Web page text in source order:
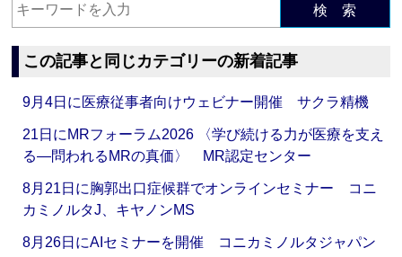
検 索
この記事と同じカテゴリーの新着記事
9月4日に医療従事者向けウェビナー開催 サクラ精機
21日にMRフォーラム2026 〈学び続ける力が医療を支え
る―問われるMRの真価〉 MR認定センター
8月21日に胸郭出口症候群でオンラインセミナー コニ
カミノルタJ、キヤノンMS
8月26日にAIセミナーを開催 コニカミノルタジャパン